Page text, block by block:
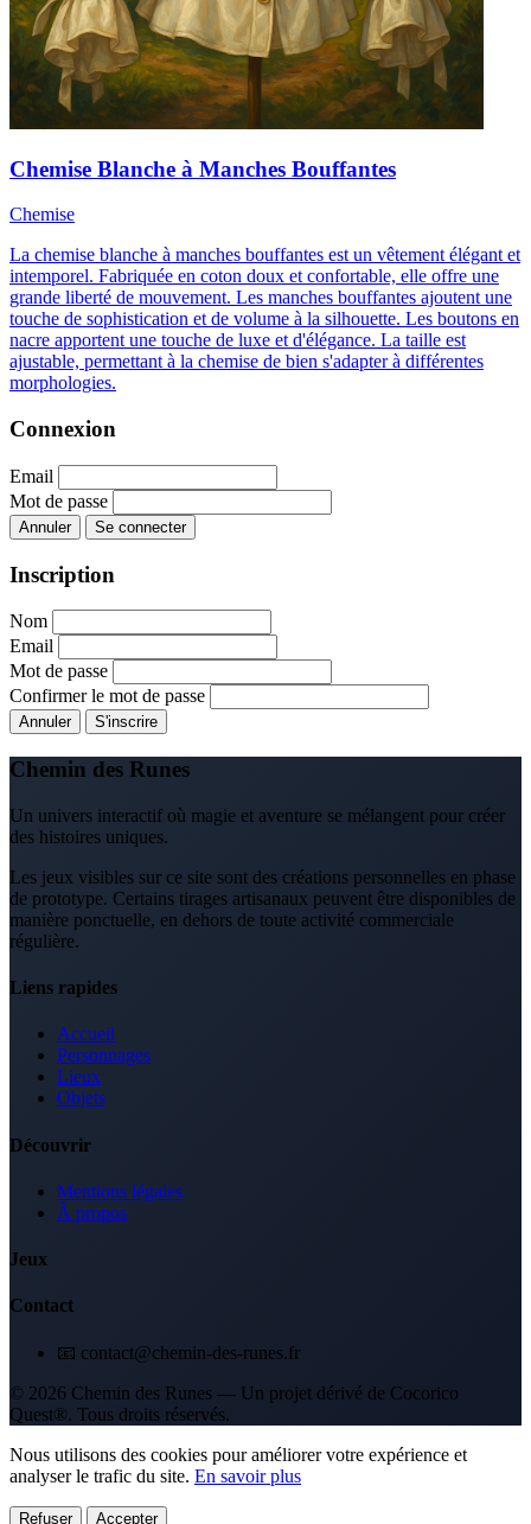
Chemise Blanche à Manches Bouffantes
Chemise
La chemise blanche à manches bouffantes est un vêtement élégant et
intemporel. Fabriquée en coton doux et confortable, elle offre une
grande liberté de mouvement. Les manches bouffantes ajoutent une
touche de sophistication et de volume à la silhouette. Les boutons en
nacre apportent une touche de luxe et d'élégance. La taille est
ajustable, permettant à la chemise de bien s'adapter à différentes
morphologies.
Connexion
Email
Mot de passe
Annuler Se connecter
Inscription
Nom
Email
Mot de passe
Confirmer le mot de passe
Annuler S'inscrire
Chemin des Runes
Un univers interactif où magie et aventure se mélangent pour créer
des histoires uniques.
Les jeux visibles sur ce site sont des créations personnelles en phase
de prototype. Certains tirages artisanaux peuvent être disponibles de
manière ponctuelle, en dehors de toute activité commerciale
régulière.
Liens rapides
Accueil
Personnages
Lieux
Objets
Découvrir
Mentions légales
À propos
Jeux
Contact
📧 contact@chemin-des-runes.fr
© 2026 Chemin des Runes — Un projet dérivé de Cocorico
Quest®. Tous droits réservés.
Nous utilisons des cookies pour améliorer votre expérience et
analyser le trafic du site. En savoir plus
Refuser Accepter